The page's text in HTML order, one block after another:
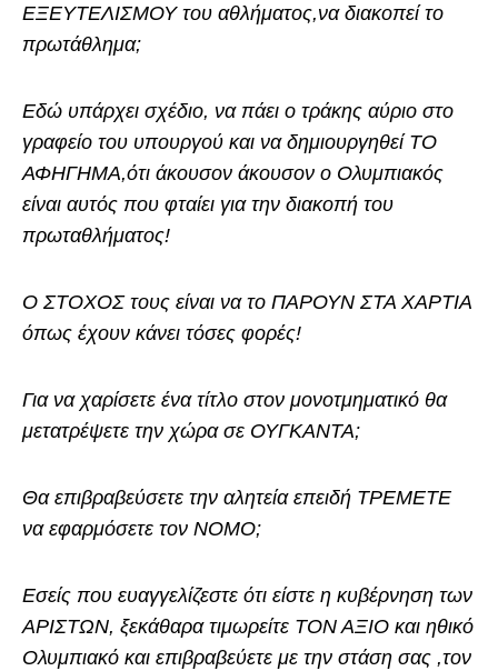
ΕΞΕΥΤΕΛΙΣΜΟΥ του αθλήματος,να διακοπεί το
πρωτάθλημα;
Εδώ υπάρχει σχέδιο, να πάει ο τράκης αύριο στο
γραφείο του υπουργού και να δημιουργηθεί ΤΟ
ΑΦΗΓΗΜΑ,ότι άκουσον άκουσον ο Ολυμπιακός
είναι αυτός που φταίει για την διακοπή του
πρωταθλήματος!
Ο ΣΤΟΧΟΣ τους είναι να το ΠΑΡΟΥΝ ΣΤΑ ΧΑΡΤΙΑ
όπως έχουν κάνει τόσες φορές!
Για να χαρίσετε ένα τίτλο στον μονοτμηματικό θα
μετατρέψετε την χώρα σε ΟΥΓΚΑΝΤΑ;
Θα επιβραβεύσετε την αλητεία επειδή ΤΡΕΜΕΤΕ
να εφαρμόσετε τον ΝΟΜΟ;
Εσείς που ευαγγελίζεστε ότι είστε η κυβέρνηση των
ΑΡΙΣΤΩΝ, ξεκάθαρα τιμωρείτε ΤΟΝ ΑΞΙΟ και ηθικό
Ολυμπιακό και επιβραβεύετε με την στάση σας ,τον